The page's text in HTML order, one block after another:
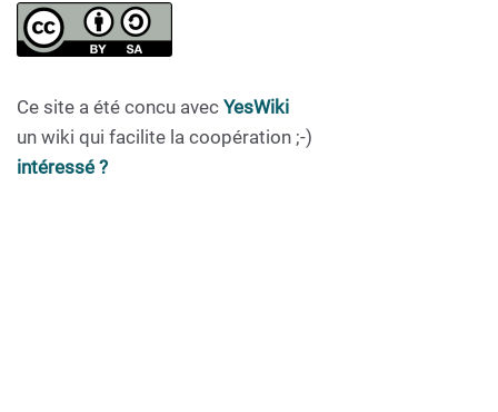
Ce site a été concu avec YesWiki
un wiki qui facilite la coopération ;-)
intéressé ?